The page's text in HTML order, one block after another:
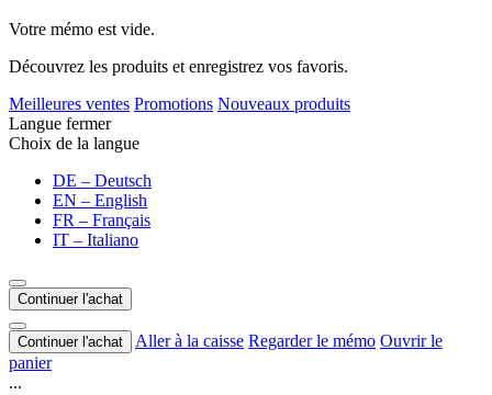
Votre mémo est vide.
Découvrez les produits et enregistrez vos favoris.
Meilleures ventes Promotions Nouveaux produits
Langue fermer
Choix de la langue
DE – Deutsch
EN – English
FR – Français
IT – Italiano
Continuer l'achat
Continuer l'achat Aller à la caisse Regarder le mémo Ouvrir le
panier
...